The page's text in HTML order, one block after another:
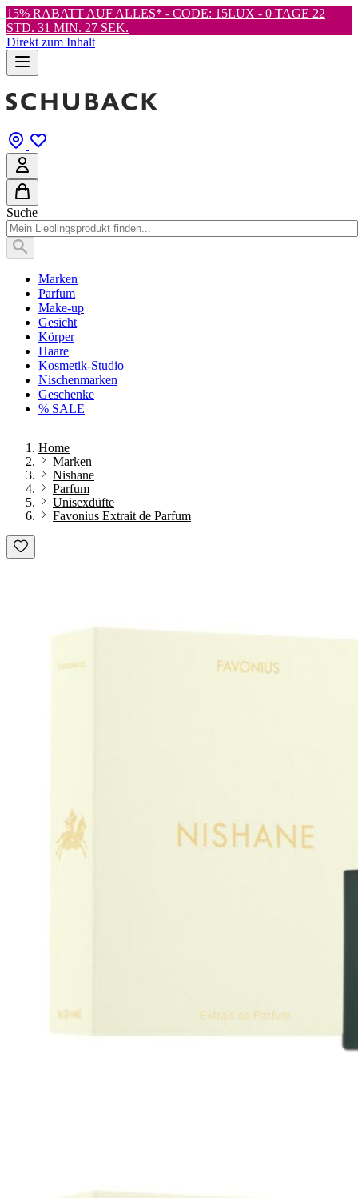
15% RABATT AUF ALLES* - CODE: 15LUX - 0 TAGE 22
STD. 31 MIN. 25 SEK.
Direkt zum Inhalt
Suche
Marken
Parfum
Make-up
Gesicht
Körper
Haare
Kosmetik-Studio
Nischenmarken
Geschenke
% SALE
Home
Marken
Nishane
Parfum
Unisexdüfte
Favonius Extrait de Parfum